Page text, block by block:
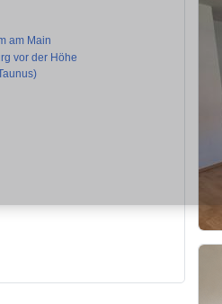
am Main
vor der Höhe